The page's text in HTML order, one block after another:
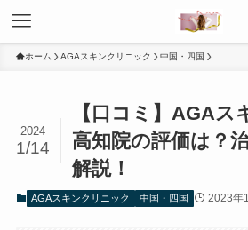
ホーム AGAスキンクリニック 中国・四国
【口コミ】AGAス
高知院の評価は？
解説！
2024
1/14
AGAスキンクリニック 中国・四国 2023年